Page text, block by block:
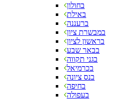
בחולון
באילת
ברעננה
במבשרת ציון
בראשון לציון
בבאר שבע
בגני תקווה
בכרמיאל
בנס ציונה
בחיפה
בעפולה